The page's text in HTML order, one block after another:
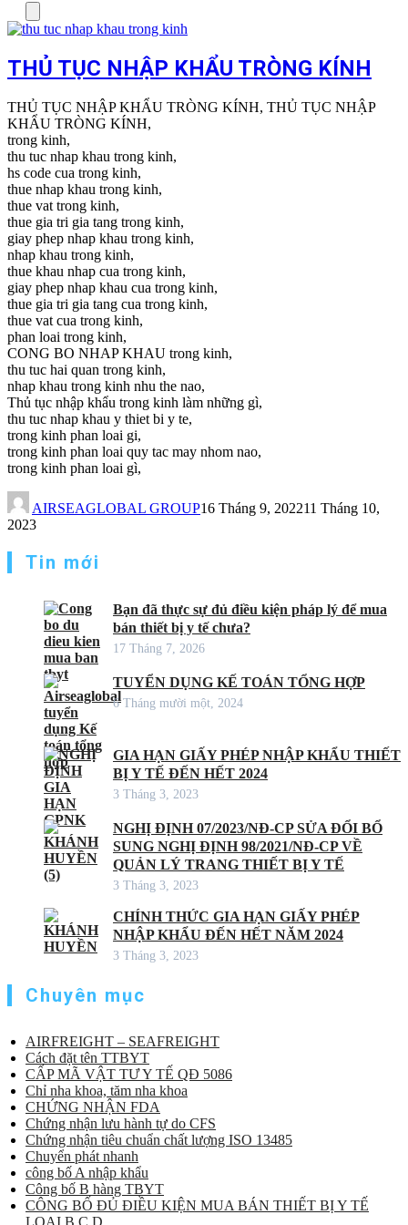
THỦ TỤC NHẬP KHẨU TRÒNG KÍNH
THỦ TỤC NHẬP KHẨU TRÒNG KÍNH, THỦ TỤC NHẬP
KHẨU TRÒNG KÍNH,
trong kinh,
thu tuc nhap khau trong kinh,
hs code cua trong kinh,
thue nhap khau trong kinh,
thue vat trong kinh,
thue gia tri gia tang trong kinh,
giay phep nhap khau trong kinh,
nhap khau trong kinh,
thue khau nhap cua trong kinh,
giay phep nhap khau cua trong kinh,
thue gia tri gia tang cua trong kinh,
thue vat cua trong kinh,
phan loai trong kinh,
CONG BO NHAP KHAU trong kinh,
thu tuc hai quan trong kinh,
nhap khau trong kinh nhu the nao,
Thủ tục nhập khẩu trong kinh làm những gì,
thu tuc nhap khau y thiet bi y te,
trong kinh phan loai gi,
trong kinh phan loai quy tac may nhom nao,
trong kinh phan loai gì,
AIRSEAGLOBAL GROUP16 Tháng 9, 202211 Tháng 10,
2023
Tin mới
Bạn đã thực sự đủ điều kiện pháp lý để mua
bán thiết bị y tế chưa?
17 Tháng 7, 2026
TUYỂN DỤNG KẾ TOÁN TỔNG HỢP
6 Tháng mười một, 2024
GIA HẠN GIẤY PHÉP NHẬP KHẨU THIẾT
BỊ Y TẾ ĐẾN HẾT 2024
3 Tháng 3, 2023
NGHỊ ĐỊNH 07/2023/NĐ-CP SỬA ĐỔI BỔ
SUNG NGHỊ ĐỊNH 98/2021/NĐ-CP VỀ
QUẢN LÝ TRANG THIẾT BỊ Y TẾ
3 Tháng 3, 2023
CHÍNH THỨC GIA HẠN GIẤY PHÉP
NHẬP KHẨU ĐẾN HẾT NĂM 2024
3 Tháng 3, 2023
Chuyên mục
AIRFREIGHT – SEAFREIGHT
Cách đặt tên TTBYT
CẤP MÃ VẬT TƯ Y TẾ QĐ 5086
Chỉ nha khoa, tăm nha khoa
CHỨNG NHẬN FDA
Chứng nhận lưu hành tự do CFS
Chứng nhận tiêu chuẩn chất lượng ISO 13485
Chuyển phát nhanh
công bố A nhập khẩu
Công bố B hàng TBYT
CÔNG BỐ ĐỦ ĐIỀU KIỆN MUA BÁN THIẾT BỊ Y TẾ
LOẠI B,C,D